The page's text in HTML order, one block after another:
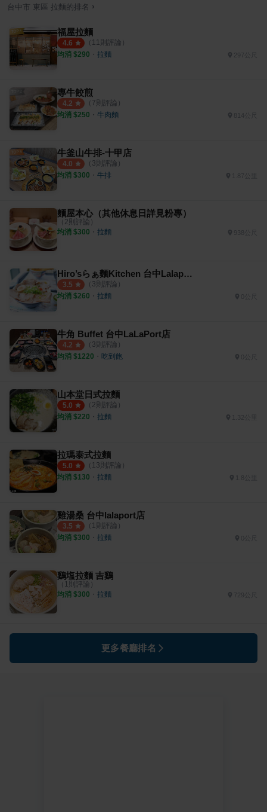
台中市 東區 拉麵的排名 ›
福屋拉麵
4.6 （ 11則評論）
均消 $290 ・ 拉麵
專牛餃煎
4.2 （ 7則評論）
均消 $250 ・ 牛肉麵 814公尺
牛釜山牛排-十甲店
4.0 （ 3則評論）
均消 $300 ・ 牛排
麵屋本心（其他休息日詳見粉專）
（ 2則評論）
均消 $300 ・ 拉麵
Hiro’sらぁ麵Kitchen 台中Lalaport店
3.5 （ 3則評論）
均消 $260 ・ 拉麵
牛角 Buffet 台中LaLaPort店
4.2 （ 3則評論）
均消 $1220 ・ 吃到飽
山本堂日式拉麵
5.0 （ 2則評論）
均消 $220 ・ 拉麵
拉瑪泰式拉麵
5.0 （ 13則評論）
均消 $130 ・ 拉麵
雞湯桑 台中lalaport店
3.5 （ 1則評論）
均消 $300 ・ 拉麵
鷄塩拉麵 吉鷄
（ 1則評論）
均消 $300 ・ 拉麵
更多餐廳排名